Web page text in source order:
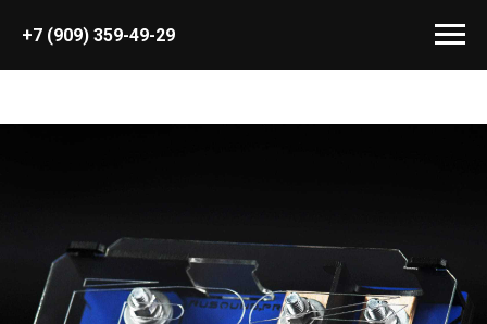
+7 (909) 359-49-29